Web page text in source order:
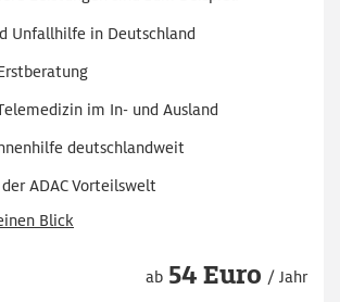
Unfallhilfe in Deutschland
im In- und Ausland
deutschlandweit
ADAC Vorteilswelt
Blick
ab 54 Euro / Jahr